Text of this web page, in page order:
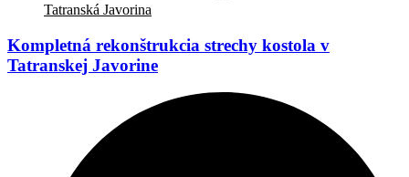
Tatranská Javorina
Kompletná rekonštrukcia strechy kostola v
Tatranskej Javorine